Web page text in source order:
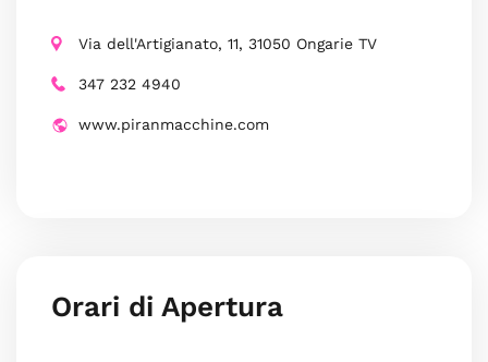
Via dell'Artigianato, 11, 31050 Ongarie TV
347 232 4940
www.piranmacchine.com
Orari di Apertura